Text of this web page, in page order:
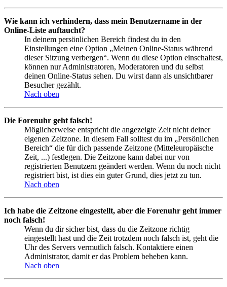
Wie kann ich verhindern, dass mein Benutzername in der
Online-Liste auftaucht?
In deinem persönlichen Bereich findest du in den
Einstellungen eine Option „Meinen Online-Status während
dieser Sitzung verbergen“. Wenn du diese Option einschaltest,
können nur Administratoren, Moderatoren und du selbst
deinen Online-Status sehen. Du wirst dann als unsichtbarer
Besucher gezählt.
Nach oben
Die Forenuhr geht falsch!
Möglicherweise entspricht die angezeigte Zeit nicht deiner
eigenen Zeitzone. In diesem Fall solltest du im „Persönlichen
Bereich“ die für dich passende Zeitzone (Mitteleuropäische
Zeit, ...) festlegen. Die Zeitzone kann dabei nur von
registrierten Benutzern geändert werden. Wenn du noch nicht
registriert bist, ist dies ein guter Grund, dies jetzt zu tun.
Nach oben
Ich habe die Zeitzone eingestellt, aber die Forenuhr geht immer
noch falsch!
Wenn du dir sicher bist, dass du die Zeitzone richtig
eingestellt hast und die Zeit trotzdem noch falsch ist, geht die
Uhr des Servers vermutlich falsch. Kontaktiere einen
Administrator, damit er das Problem beheben kann.
Nach oben